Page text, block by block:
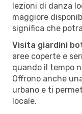
lezioni di danza
maggiore
significa che
Visita giardini
aree coperte e
quando il tempo
Offrono anche
urbano e ti
locale.